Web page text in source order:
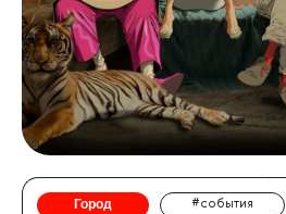
Город #события